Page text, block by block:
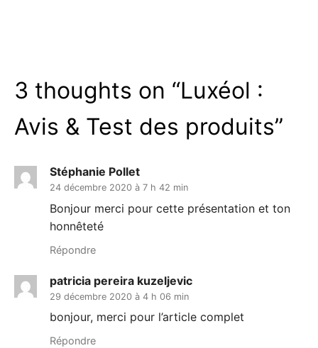
3 thoughts on “Luxéol :
Avis & Test des produits”
Stéphanie Pollet
24 décembre 2020 à 7 h 42 min
Bonjour merci pour cette présentation et ton
honnêteté
Répondre
patricia pereira kuzeljevic
29 décembre 2020 à 4 h 06 min
bonjour, merci pour l’article complet
Répondre